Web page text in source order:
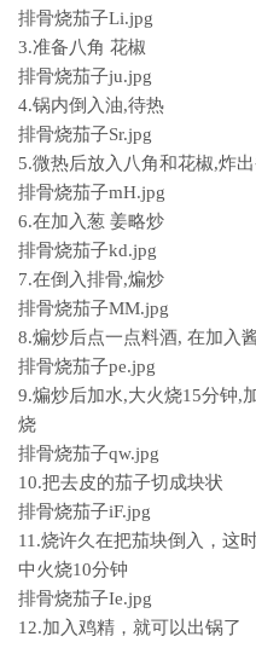
排骨烧茄子Li.jpg
3.准备八角 花椒
排骨烧茄子ju.jpg
4.锅内倒入油,待热
排骨烧茄子Sr.jpg
5.微热后放入八角和花椒,炸
排骨烧茄子mH.jpg
6.在加入葱 姜略炒
排骨烧茄子kd.jpg
7.在倒入排骨,煸炒
排骨烧茄子MM.jpg
8.煸炒后点一点料酒, 在加入
排骨烧茄子pe.jpg
9.煸炒后加水,大火烧15分钟,
烧
排骨烧茄子qw.jpg
10.把去皮的茄子切成块状
排骨烧茄子iF.jpg
11.烧许久在把茄块倒入，这
中火烧10分钟
排骨烧茄子Ie.jpg
12.加入鸡精，就可以出锅了